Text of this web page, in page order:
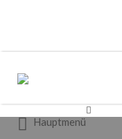
por:
Hauptmenü